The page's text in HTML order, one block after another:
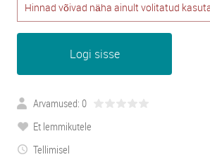
Hinnad võivad näha ainult volitatud
Logi sisse
Arvamused: 0
Et lemmikutele
Tellimisel